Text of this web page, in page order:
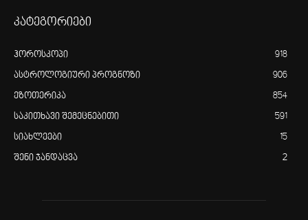
კატეგორიები
ჰოროსკოპი 918
ასტროლოგიური პროგნოზი 906
ეზოთერიკა 854
საკითხავი შემეცნებითი 591
სიახლეები 15
შენი ჯანდაცვა 2